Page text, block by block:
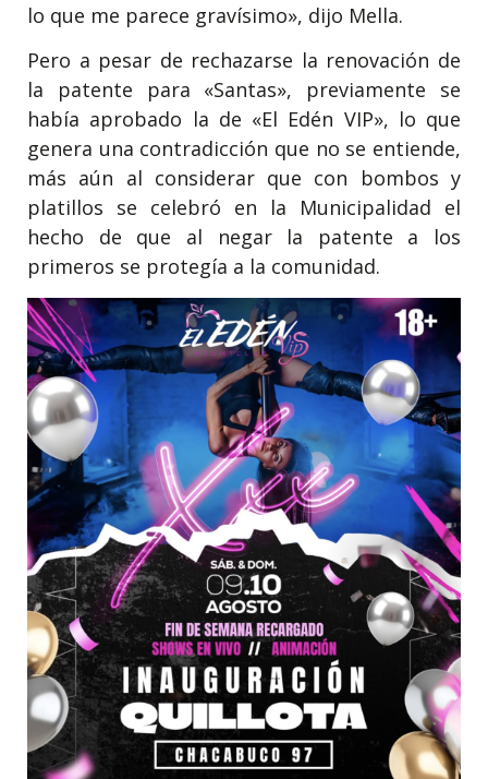
lo que me parece gravísimo», dijo Mella.
Pero a pesar de rechazarse la renovación de
la patente para «Santas», previamente se
había aprobado la de «El Edén VIP», lo que
genera una contradicción que no se entiende,
más aún al considerar que con bombos y
platillos se celebró en la Municipalidad el
hecho de que al negar la patente a los
primeros se protegía a la comunidad.